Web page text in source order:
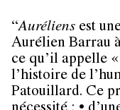
“Auréliens est
Aurélien Barrau
ce qu’il appelle
l’histoire de
Patouillard. Ce